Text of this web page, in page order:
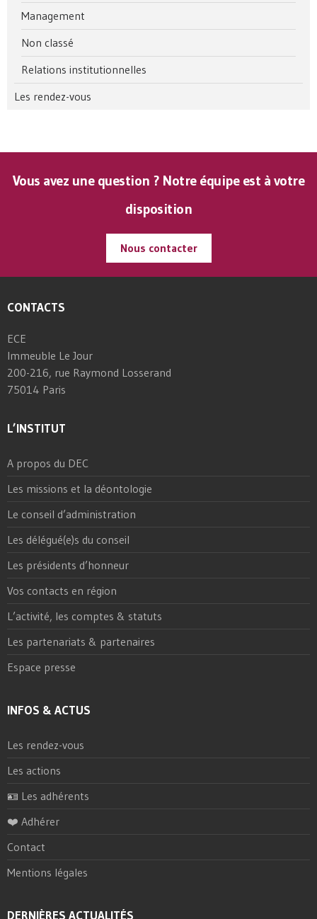
Management
Non classé
Relations institutionnelles
Les rendez-vous
Vous avez une question ? Notre équipe est à votre
disposition
Nous contacter
CONTACTS
ECE
Immeuble Le Jour
200-216, rue Raymond Losserand
75014 Paris
L’INSTITUT
A propos du DEC
Les missions et la déontologie
Le conseil d’administration
Les délégué(e)s du conseil
Les présidents d’honneur
Vos contacts en région
L’activité, les comptes & statuts
Les partenariats & partenaires
Espace presse
INFOS & ACTUS
Les rendez-vous
Les actions
🪪 Les adhérents
❤️ Adhérer
Contact
Mentions légales
DERNIÈRES ACTUALITÉS